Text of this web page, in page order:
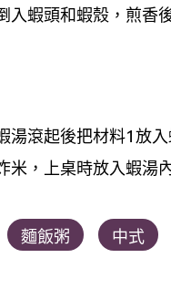
入蝦頭和蝦殼，煎香
湯滾起後把材料1放入
米，上桌時放入蝦湯
麵飯粥 中式